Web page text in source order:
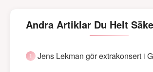
Andra Artiklar Du Helt
Jens Lekman gör extrakonsert i